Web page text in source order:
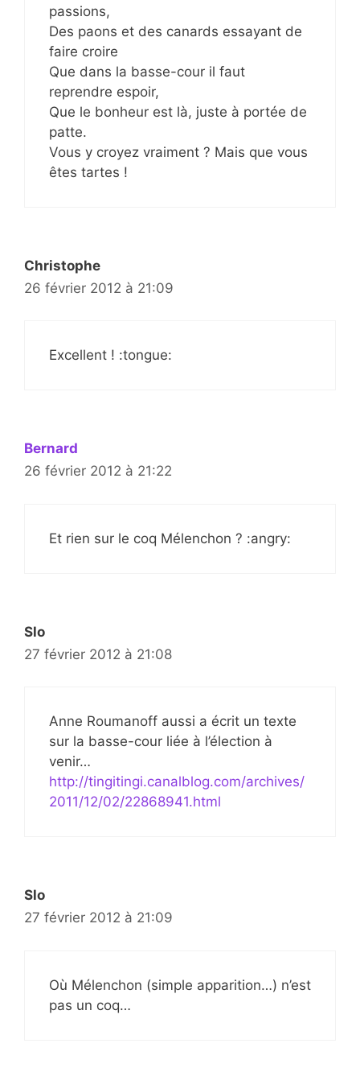
passions,
Des paons et des canards essayant de
faire croire
Que dans la basse-cour il faut
reprendre espoir,
Que le bonheur est là, juste à portée de
patte.
Vous y croyez vraiment ? Mais que vous
êtes tartes !
Christophe
26 février 2012 à 21:09
Excellent ! :tongue:
Bernard
26 février 2012 à 21:22
Et rien sur le coq Mélenchon ? :angry:
Slo
27 février 2012 à 21:08
Anne Roumanoff aussi a écrit un texte
sur la basse-cour liée à l’élection à
venir…
http://tingitingi.canalblog.com/archives/
2011/12/02/22868941.html
Slo
27 février 2012 à 21:09
Où Mélenchon (simple apparition…) n’est
pas un coq…